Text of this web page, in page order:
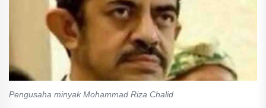
Pengusaha minyak Mohammad Riza Chalid